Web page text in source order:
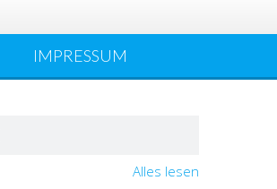
IMPRESSUM
Alles lesen